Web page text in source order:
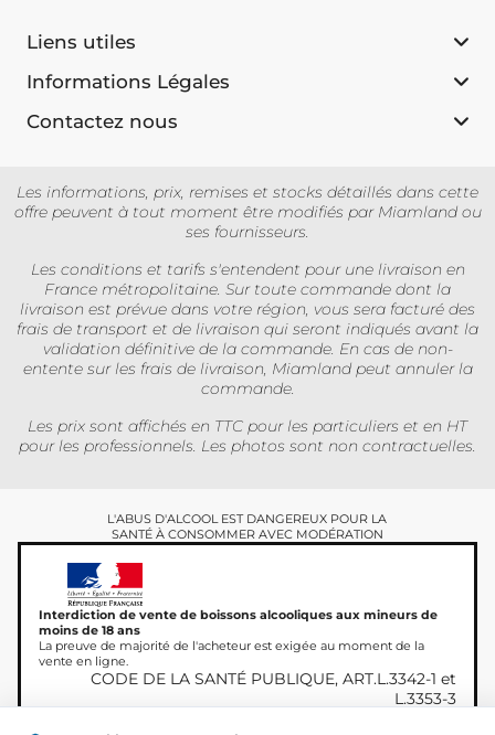
Liens utiles
Informations Légales
Contactez nous
Les informations, prix, remises et stocks détaillés dans cette
offre peuvent à tout moment être modifiés par Miamland ou
ses fournisseurs.
Les conditions et tarifs s'entendent pour une livraison en
France métropolitaine. Sur toute commande dont la
livraison est prévue dans votre région, vous sera facturé des
frais de transport et de livraison qui seront indiqués avant la
validation définitive de la commande. En cas de non-
entente sur les frais de livraison, Miamland peut annuler la
commande.
Les prix sont affichés en TTC pour les particuliers et en HT
pour les professionnels. Les photos sont non contractuelles.
L'ABUS D'ALCOOL EST DANGEREUX POUR LA
SANTÉ À CONSOMMER AVEC MODÉRATION
Interdiction de vente de boissons alcooliques aux mineurs de
moins de 18 ans
La preuve de majorité de l'acheteur est exigée au moment de la
vente en ligne.
CODE DE LA SANTÉ PUBLIQUE, ART.L.3342-1 et
L.3353-3